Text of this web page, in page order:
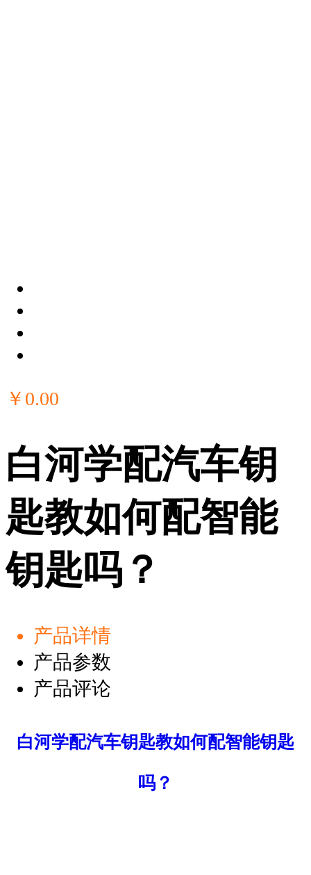
￥ 0.00
白河学配汽车钥
匙教如何配智能
钥匙吗？
产品详情
产品参数
产品评论
白河学配汽车钥匙教如何配智能钥匙
吗？